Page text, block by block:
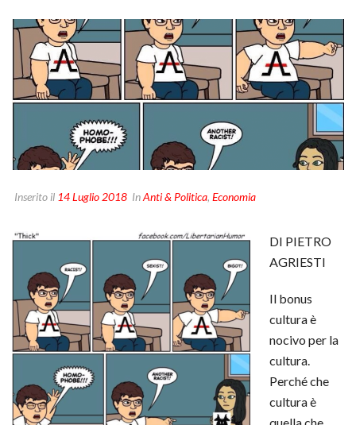
Inserito il 14 Luglio 2018 InAnti & Politica, Economia
DI PIETRO
AGRIESTI
Il bonus
cultura è
nocivo per la
cultura.
Perché che
cultura è
quella che